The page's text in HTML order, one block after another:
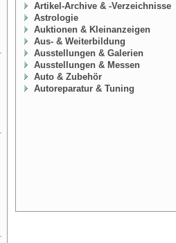
Artikel-Archive & -Verzeichnisse
Astrologie
Auktionen & Kleinanzeigen
Aus- & Weiterbildung
Ausstellungen & Galerien
Ausstellungen & Messen
Auto & Zubehör
Autoreparatur & Tuning